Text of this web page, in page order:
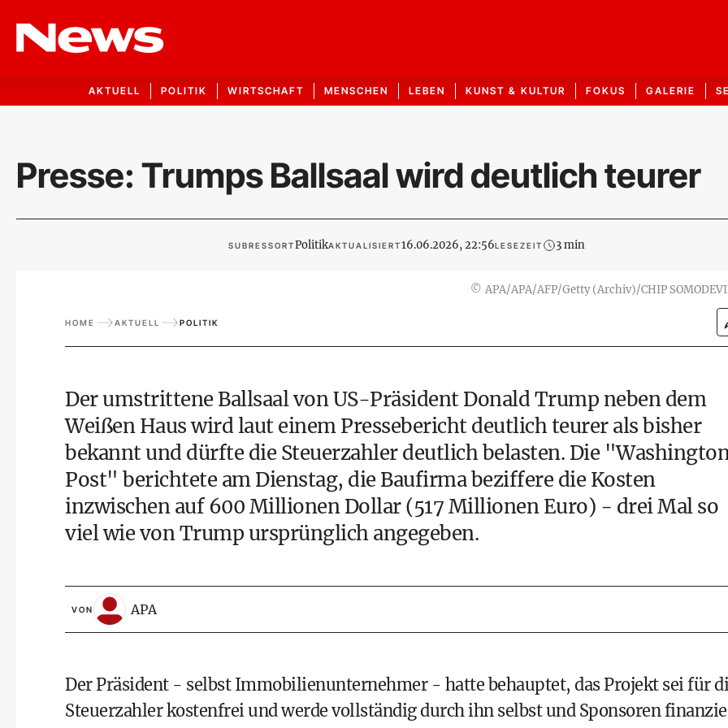
AKTUELL POLITIK WIRTSCHAFT MENSCHEN LEBEN KUNST & KULTUR FOKUS GALERIE
Presse: Trumps Ballsaal wird deutlich teurer
SUBRESSORTPolitikAKTUALISIERT16.06.2026, 22:56LESEZEIT 3 min
© APA/APA/AFP/Getty (Archiv)/CHIP
HOME AKTUELL POLITIK
Der umstrittene Ballsaal von US-Präsident Donald Trump neben dem
Weißen Haus wird laut einem Pressebericht deutlich teurer als bisher
bekannt und dürfte die Steuerzahler deutlich belasten. Die
Post" berichtete am Dienstag, die Baufirma beziffere die Kosten
inzwischen auf 600 Millionen Dollar (517 Millionen Euro) - drei Mal so
viel wie von Trump ursprünglich angegeben.
VON APA
Der Präsident - selbst Immobilienunternehmer - hatte behauptet, das Projekt sei für
Steuerzahler kostenfrei und werde vollständig durch ihn selbst und Sponsoren